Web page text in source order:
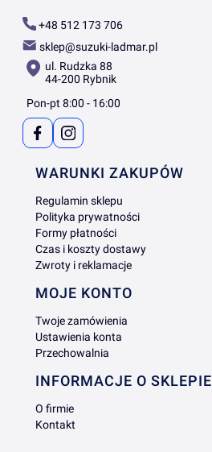
+48 512 173 706
sklep@suzuki-ladmar.pl
ul. Rudzka 88
44-200 Rybnik
Pon-pt 8:00 - 16:00
Linki w stopce
WARUNKI ZAKUPÓW
Regulamin sklepu
Polityka prywatności
Formy płatności
Czas i koszty dostawy
Zwroty i reklamacje
MOJE KONTO
Twoje zamówienia
Ustawienia konta
Przechowalnia
INFORMACJE O SKLEPIE
O firmie
Kontakt